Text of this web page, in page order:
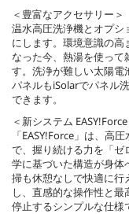
＜豊富なアクセサリー＞
温水高圧洗浄機とオプ
にします。環境意識の高
なった今、熱湯を使って
す。洗浄が難しい太陽電
パネルもiSolarでパネル
できます。
＜新システム EASY!Force
「EASY!Force 」は、高
で、握り続ける力を「
学に基づいた構造が身
掃も休憩なしで快適に
し、直感的な操作性と
停止するシンプルな仕様